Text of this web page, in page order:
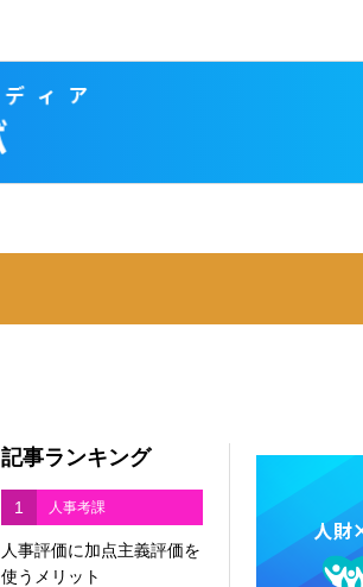
記事ランキング
1 人事考課
人事評価に加点主義評価を
使うメリット